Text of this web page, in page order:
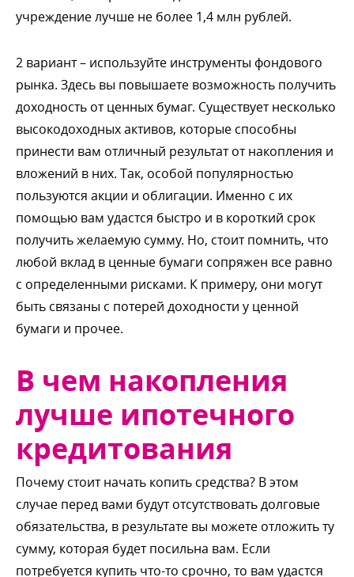
учреждение лучше не более 1,4 млн рублей.
2 вариант – используйте инструменты фондового
рынка. Здесь вы повышаете возможность получить
доходность от ценных бумаг. Существует несколько
ысокодоходных активов, которые способны
принести вам отличный результат от накопления и
ложений в них. Так, особой популярностью
пользуются акции и облигации. Именно с их
помощью вам удастся быстро и в короткий срок
получить желаемую сумму. Но, стоит помнить, что
любой вклад в ценные бумаги сопряжен все равно
с определенными рисками. К примеру, они могут
ыть связаны с потерей доходности у ценной
умаги и прочее.
чем накопления
лучше ипотечного
кредитования
Почему стоит начать копить средства? В этом
случае перед вами будут отсутствовать долговые
обязательства, в результате вы можете отложить ту
сумму, которая будет посильна вам. Если
потребуется купить что-то срочно, то вам удастся